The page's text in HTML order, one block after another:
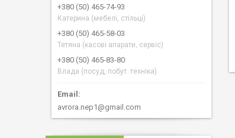
+380 (50) 465-74-93
Катерина (мебелі, стільці)
+380 (50) 465-58-03
Тетяна (касові апарати, сервіс)
+380 (50) 465-83-80
Влада (посуд, побут. техніка)
avrora.nep1@gmail.com